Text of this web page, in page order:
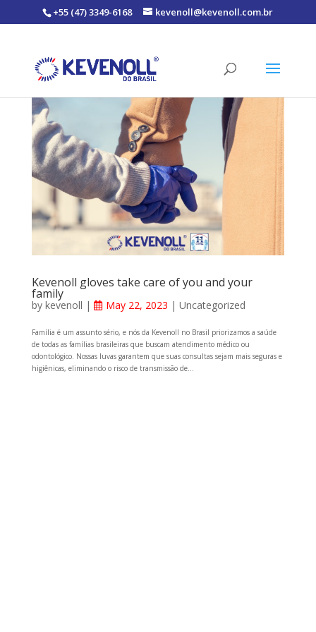
+55 (47) 3349-6168 kevenoll@kevenoll.com.br
Kevenoll gloves take care of you and your
family
by kevenoll | May 22, 2023 | Uncategorized
Família é um assunto sério, e nós da Kevenoll no Brasil priorizamos a saúde
de todas as famílias brasileiras que buscam atendimento médico ou
odontológico. Nossas luvas garantem que suas consultas sejam mais seguras e
higiênicas, eliminando o risco de transmissão de...